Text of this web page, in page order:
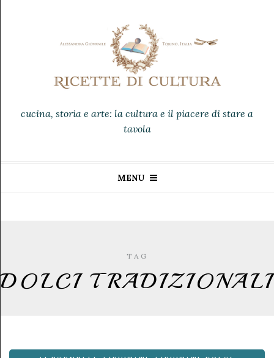
cucina, storia e arte: la cultura e il piacere di stare a
tavola
MENU
TAG
DOLCI TRADIZIONALI